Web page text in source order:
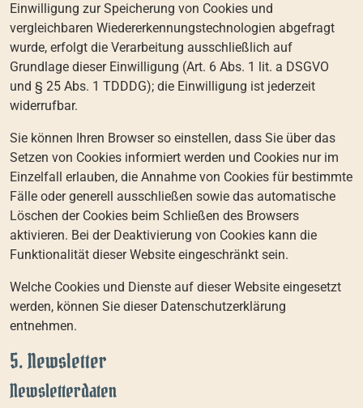
Einwilligung zur Speicherung von Cookies und
vergleichbaren Wiedererkennungstechnologien abgefragt
wurde, erfolgt die Verarbeitung ausschließlich auf
Grundlage dieser Einwilligung (Art. 6 Abs. 1 lit. a DSGVO
und § 25 Abs. 1 TDDDG); die Einwilligung ist jederzeit
widerrufbar.
Sie können Ihren Browser so einstellen, dass Sie über das
Setzen von Cookies informiert werden und Cookies nur im
Einzelfall erlauben, die Annahme von Cookies für bestimmte
Fälle oder generell ausschließen sowie das automatische
Löschen der Cookies beim Schließen des Browsers
aktivieren. Bei der Deaktivierung von Cookies kann die
Funktionalität dieser Website eingeschränkt sein.
Welche Cookies und Dienste auf dieser Website eingesetzt
werden, können Sie dieser Datenschutzerklärung
entnehmen.
5. Newsletter
Newsletter­daten